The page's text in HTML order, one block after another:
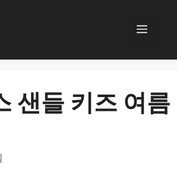
메
샌들 키즈 여름